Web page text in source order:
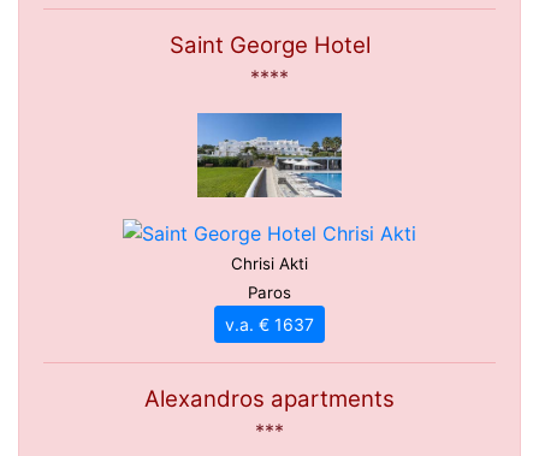
Saint George Hotel
****
Chrisi Akti
Paros
v.a. € 1637
Alexandros apartments
***